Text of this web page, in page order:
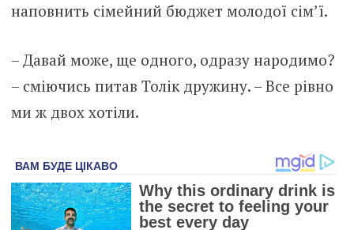
наповнить сімейний бюджет молодої сім’ї.
– Давай може, ще одного, одразу народимо?
– сміючись питав Толік дружину. – Все рівно
ми ж двох хотіли.